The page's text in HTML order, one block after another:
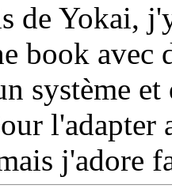
de Yokai,
book avec
système et
j'adore